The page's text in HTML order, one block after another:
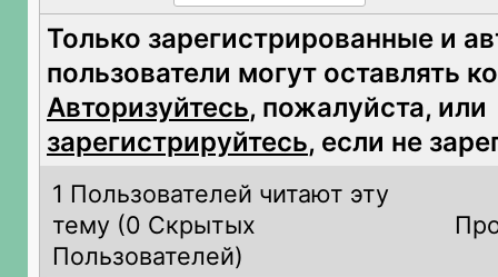
Только зарегистрированные и
пользователи могут оставлять
Авторизуйтесь, пожалуйста, или
зарегистрируйтесь, если не
1 Пользователей читают эту
тему (0 Скрытых
Пользователей)